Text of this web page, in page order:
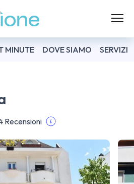
Recensioni
MINUTE DOVE SIAMO SERVIZI